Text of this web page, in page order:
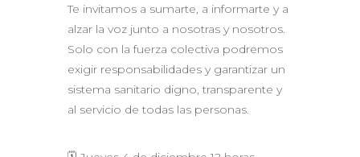
Te invitamos a sumarte, a informarte y a
alzar la voz junto a nosotras y nosotros.
Solo con la fuerza colectiva podremos
exigir responsabilidades y garantizar un
sistema sanitario digno, transparente y
al servicio de todas las personas.